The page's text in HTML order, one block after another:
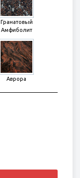
Гранатовый
Амфиболит
Аврора